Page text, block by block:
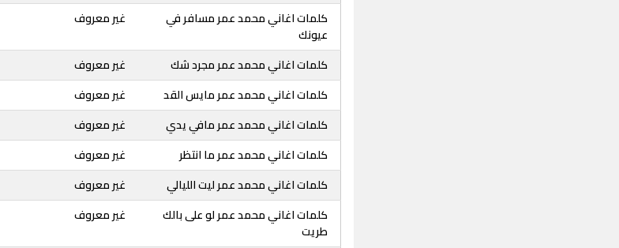
كلمات اغاني محمد عمر مسافر في
عيونك
غير معروف
كلمات اغاني محمد عمر مجرد شك غير معروف
كلمات اغاني محمد عمر مايس القد
غير معروف
كلمات اغاني محمد عمر مافي يدي
غير معروف
كلمات اغاني محمد عمر ما انتظر
غير معروف
كلمات اغاني محمد عمر ليت الليالي
غير معروف
كلمات اغاني محمد عمر لو على بالك
طريت
غير معروف